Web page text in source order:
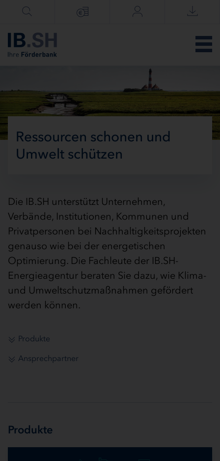
Menü überspringen
Ressourcen schonen und
Umwelt schützen
Die IB.SH unterstützt Unternehmen,
Verbände, Institutionen, Kommunen und
Privatpersonen bei Nachhaltigkeitsprojekten
genauso wie bei der energetischen
Optimierung. Die Fachleute der IB.SH-
Energieagentur beraten Sie dazu, wie Klima-
und Umweltschutzmaßnahmen gefördert
werden können.
Produkte
Ansprechpartner
Produkte